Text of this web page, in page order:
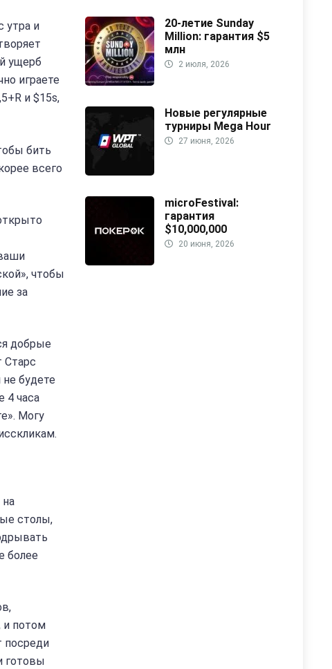
утра и
ущерб
играете
и $15s,
бить
всего
чтобы
за
добрые
Старс
будете
4 часа
Могу
столы,
более
и потом
посреди
готовы
20-летие Sunday
Million: гарантия $5
млн
2 июля, 2026
Новые регулярные
турниры Mega Hour
27 июня, 2026
microFestival:
гарантия
$10,000,000
20 июня, 2026